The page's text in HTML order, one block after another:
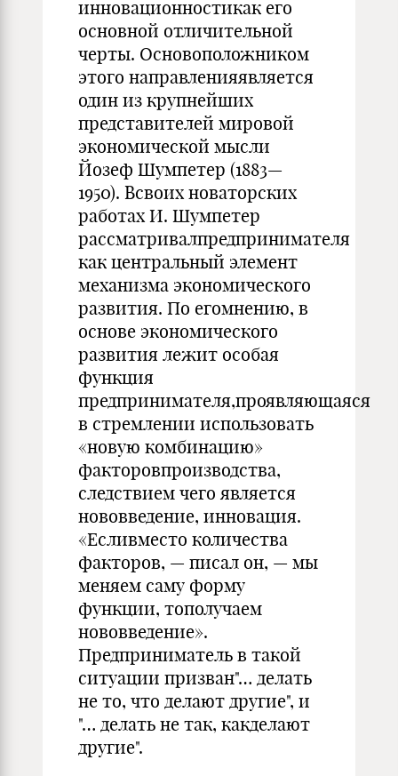
инновационностикак его
основной отличительной
черты. Основоположником
этого направленияявляется
один из крупнейших
представителей мировой
экономической мысли
Йозеф Шумпетер (1883—
1950). Всвоих новаторских
работах И. Шумпетер
рассматривалпредпринимателя
как центральный элемент
механизма экономического
развития. По егомнению, в
основе экономического
развития лежит особая
функция
предпринимателя,проявляющаяся
в стремлении использовать
«новую комбинацию»
факторовпроизводства,
следствием чего является
нововведение, инновация.
«Есливместо количества
факторов, — писал он, — мы
меняем саму форму
функции, тополучаем
нововведение».
Предприниматель в такой
ситуации призван"… делать
не то, что делают другие", и
"… делать не так, какделают
другие".